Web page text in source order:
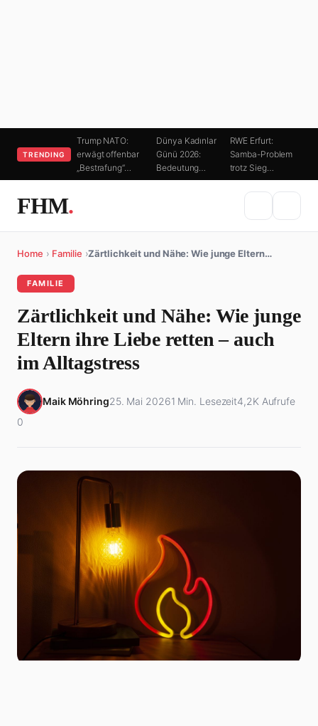
TRENDING
Trump NATO:
erwägt offenbar
„Bestrafung“…
Dünya Kadınlar
Günü 2026:
Bedeutung…
RWE Erfurt:
Samba-Problem
trotz Sieg…
FHM.
Home › Familie ›Zärtlichkeit und Nähe: Wie junge Eltern…
FAMILIE
Zärtlichkeit und Nähe: Wie junge
Eltern ihre Liebe retten – auch
im Alltagstress
Maik Möhring25. Mai 20261 Min. Lesezeit4,2K Aufrufe
0